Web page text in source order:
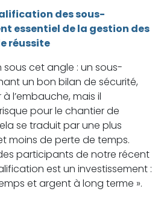
des sous-
essentiel de la gestion des
réussite
sous cet angle : un sous-
un bon bilan de sécurité,
l’embauche, mais il
pour le chantier de
se traduit par une plus
moins de perte de temps.
participants de notre récent
est un investissement :
et argent à long terme ».